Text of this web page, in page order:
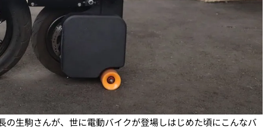
生駒さんが、世に電動バイクが登場しはじめた頃にこんなバ